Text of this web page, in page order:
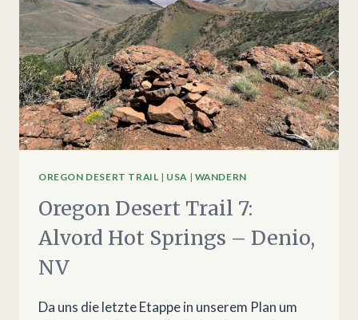
OREGON DESERT TRAIL | USA | WANDERN
Oregon Desert Trail 7:
Alvord Hot Springs – Denio,
NV
Da uns die letzte Etappe in unserem Plan um